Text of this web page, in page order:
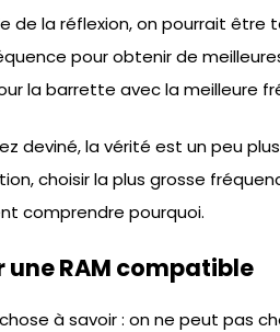
de la réflexion, on pourrait être
pour obtenir de
la barrette avec la meilleure
deviné, la vérité est un peu
choisir la plus grosse
comprendre pourquoi.
une RAM compatible
à savoir : on ne peut pas